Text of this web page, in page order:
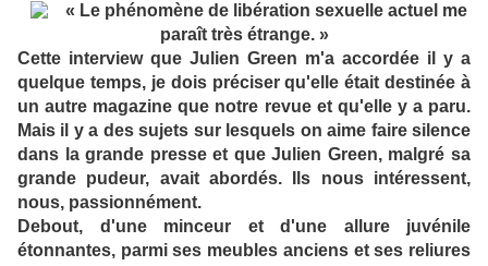
« Le phénomène de libération sexuelle actuel me
paraît très étrange. »
Cette interview que Julien Green m'a accordée il y a
quelque temps, je dois préciser qu'elle était destinée à
un autre magazine que notre revue et qu'elle y a paru.
Mais il y a des sujets sur lesquels on aime faire silence
dans la grande presse et que Julien Green, malgré sa
grande pudeur, avait abordés. Ils nous intéressent,
nous, passionnément.
Debout, d'une minceur et d'une allure juvénile
étonnantes, parmi ses meubles anciens et ses reliures